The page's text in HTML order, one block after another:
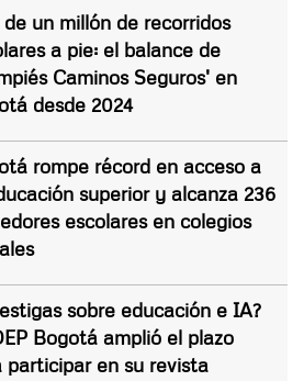
de un millón de recorridos
a pie: el balance de
Caminos Seguros' en
desde 2024
rompe récord en acceso a
superior y alcanza 236
escolares en colegios
sobre educación e IA?
Bogotá amplió el plazo
participar en su revista